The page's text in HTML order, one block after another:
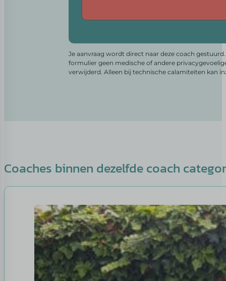
Je aanvraag wordt direct naar deze coach
formulier geen medische of andere
verwijderd. Alleen bij technische calamiteiten kan
Coaches binnen dezelfde coach